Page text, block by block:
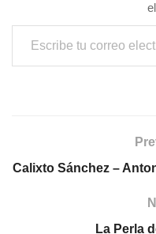
Escribe tu correo electrónico…
Calixto Sánchez –
La Perla